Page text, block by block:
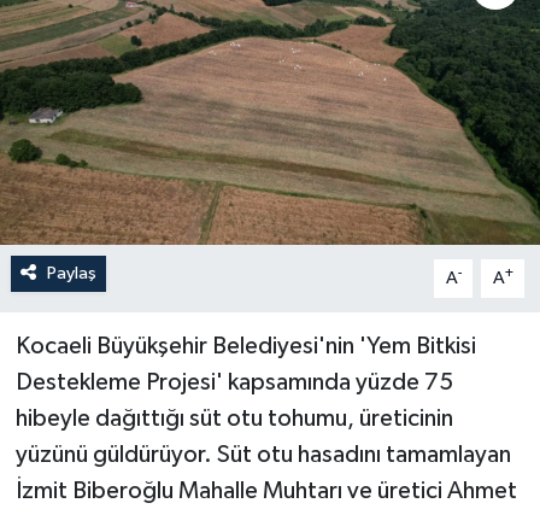
Paylaş A- A+
Kocaeli Büyükşehir Belediyesi'nin 'Yem Bitkisi
Destekleme Projesi' kapsamında yüzde 75
hibeyle dağıttığı süt otu tohumu, üreticinin
yüzünü güldürüyor. Süt otu hasadını tamamlayan
İzmit Biberoğlu Mahalle Muhtarı ve üretici Ahmet